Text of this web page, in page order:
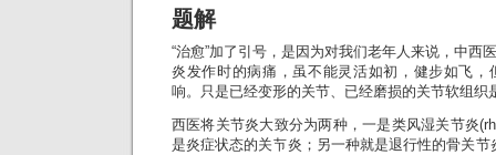
题解
“治愈”加了引号，是因为对我们老年人来说，中西
炎发作时的病痛，虽不能灵活如初，健步如飞，
响。只是已经变形的关节、已经磨损的关节软组织
西医将关节炎大致分为两种，一是类风湿关节炎
是炎症状态的关节炎；另一种就是退行性的骨关